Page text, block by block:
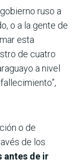
ruso a
o a la gente de
esta
de cuatro
a nivel
o de
de los
antes de ir